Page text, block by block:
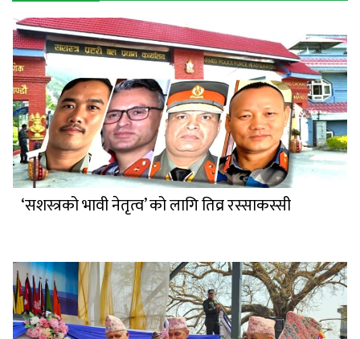
‘सशस्त्रको भावी नेतृत्व’ को लागि तिव्र रस्साकस्सी